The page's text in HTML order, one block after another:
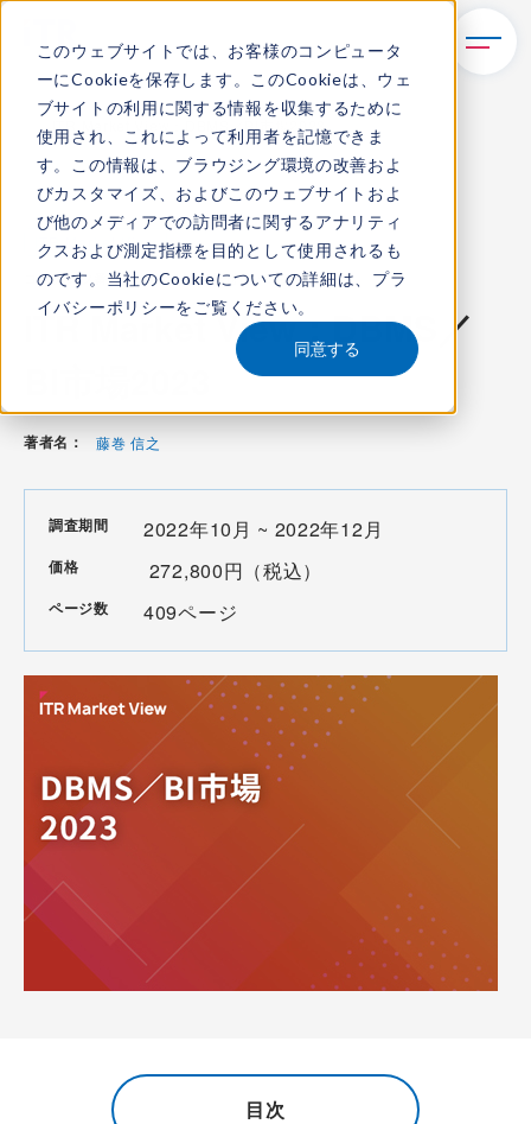
このウェブサイトでは、お客様のコンピュータ
ーにCookieを保存します。このCookieは、ウェ
ブサイトの利用に関する情報を収集するために
使用され、これによって利用者を記憶できま
す。この情報は、ブラウジング環境の改善およ
びカスタマイズ、およびこのウェブサイトおよ
び他のメディアでの訪問者に関するアナリティ
クスおよび測定指標を目的として使用されるも
のです。当社のCookieについての詳細は、 プラ
イバシーポリシーをご覧ください。
同意する
TOP
レポート・ライブラリ
ITR Market View：DBMS／BI市場2023
ITR Market View
コンテンツ番号：M-23000300発刊日：2023年2月9日
ITR Market View：DBMS／
著者名： 藤巻 信之
調査期間 2022年10月 ~ 2022年12月
価格 272,800円（税込）
ページ数 409ページ
目次